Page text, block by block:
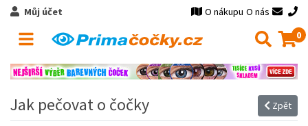
Můj účet O nákupu O nás
0
Jak pečovat o čočky Zpět